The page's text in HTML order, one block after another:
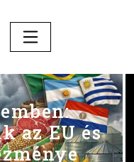
az EU és